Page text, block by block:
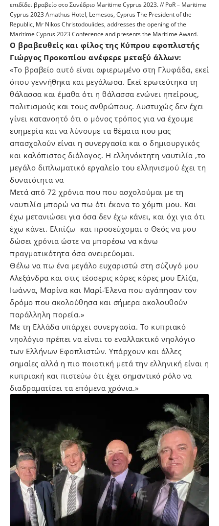
επιδίδει βραβείο στο Συνέδριο Maritime Cyprus 2023. // PoR – Maritime
Cyprus 2023 Amathus Hotel, Lemesos, Cyprus The President of the
Republic, Mr Nikos Christodoulides, addresses the opening of the
Maritime Cyprus 2023 Conference and presents the Maritime Award.
Ο βραβευθείς και φίλος της Κύπρου εφοπλιστής
Γιώργος Προκοπίου ανέφερε μεταξύ άλλων:
«Το βραβείο αυτό είναι αφιερωμένο στη Γλυφάδα, εκεί
όπου γεννήθηκα και μεγάλωσα. Εκεί ερωτεύτηκα τη
θάλασσα και έμαθα ότι η θάλασσα ενώνει ηπείρους,
πολιτισμούς και τους ανθρώπους. Δυστυχώς δεν έχει
γίνει κατανοητό ότι ο μόνος τρόπος για να έχουμε
ευημερία και να λύνουμε τα θέματα που μας
απασχολούν είναι η συνεργασία και ο δημιουργικός
και καλόπιστος διάλογος. Η ελληνόκτητη ναυτιλία ,το
μεγάλο διπλωματικό εργαλείο του ελληνισμού έχει τη
δυνατότητα να
Μετά από 72 χρόνια που που ασχολούμαι με τη
ναυτιλία μπορώ να πω ότι έκανα το χόμπι μου. Και
έχω μετανιώσει για όσα δεν έχω κάνει, και όχι για ότι
έχω κάνει. Ελπίζω και προσεύχομαι ο Θεός να μου
δώσει χρόνια ώστε να μπορέσω να κάνω
πραγματικότητα όσα ονειρεύομαι.
Θέλω να πω ένα μεγάλο ευχαριστώ στη σύζυγό μου
Αλεξάνδρα και στις τέσσερις κόρες κόρες μου Ελίζα,
Ιωάννα, Μαρίνα και Μαρί-Έλενα που αγάπησαν τον
δρόμο που ακολούθησα και σήμερα ακολουθούν
παράλληλη πορεία.»
Με τη Ελλάδα υπάρχει συνεργασία. Το κυπριακό
νηολόγιο πρέπει να είναι το εναλλακτικό νηολόγιο
των Ελλήνων Εφοπλιστών. Υπάρχουν και άλλες
σημαίες αλλά η πιο ποιοτική μετά την ελληνική είναι η
κυπριακή και πιστεύω ότι έχει σημαντικό ρόλο να
διαδραματίσει τα επόμενα χρόνια.»